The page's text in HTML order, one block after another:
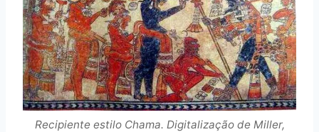
Recipiente estilo Chama. Digitalização de Miller,